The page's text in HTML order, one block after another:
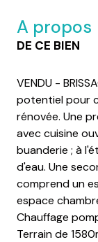
A propos
DE CE BIEN
VENDU -
potentiel pour
rénovée. Une
avec cuisine
buanderie ; à
d'eau. Une
comprend un
espace
Chauffage
Terrain de